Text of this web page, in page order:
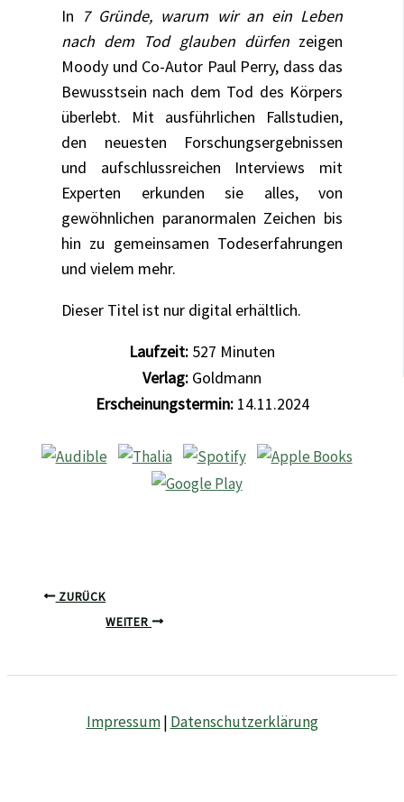
In 7 Gründe, warum wir an ein Leben
nach dem Tod glauben dürfenzeigen
Moody und Co-Autor Paul Perry, dass das
Bewusstsein nach dem Tod des Körpers
überlebt. Mit ausführlichen Fallstudien,
den neuesten Forschungsergebnissen
und aufschlussreichen Interviews mit
Experten erkunden sie alles, von
gewöhnlichen paranormalen Zeichen bis
hin zu gemeinsamen Todeserfahrungen
und vielem mehr.
Dieser Titel ist nur digital erhältlich.
Laufzeit: 527 Minuten
Verlag: Goldmann
Erscheinungstermin:14.11.2024
ZURÜCK
WEITER
Impressum| Datenschutzerklärung